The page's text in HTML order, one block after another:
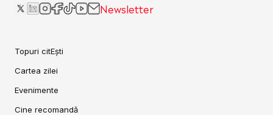
Newsletter
Topuri citEști
Cartea zilei
Evenimente
Cine recomandă